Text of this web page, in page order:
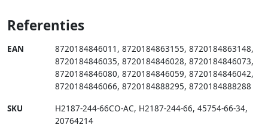
Referenties
EAN 8720184846011 , 8720184863155, 8720184863148,
8720184846035, 8720184846028, 8720184846073,
8720184846080, 8720184846059, 8720184846042,
8720184846066, 8720184888295, 8720184888288
SKU H2187-244-66CO-AC, H2187-244-66, 45754-66-34,
20764214